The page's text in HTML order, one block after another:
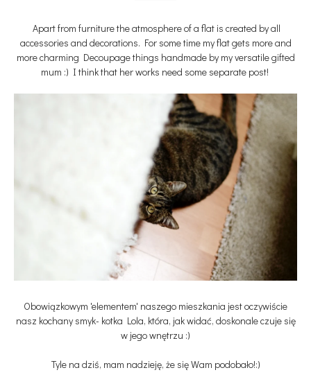
Apart from furniture the atmosphere of a flat is created by all
accessories and decorations. For some time my flat gets more and
more charming Decoupage things handmade by my versatile gifted
mum :) I think that her works need some separate post!
Obowiązkowym 'elementem' naszego mieszkania jest oczywiście
nasz kochany smyk- kotka Lola, która, jak widać, doskonale czuje się
w jego wnętrzu :)
Tyle na dziś, mam nadzieję, że się Wam podobało!:)